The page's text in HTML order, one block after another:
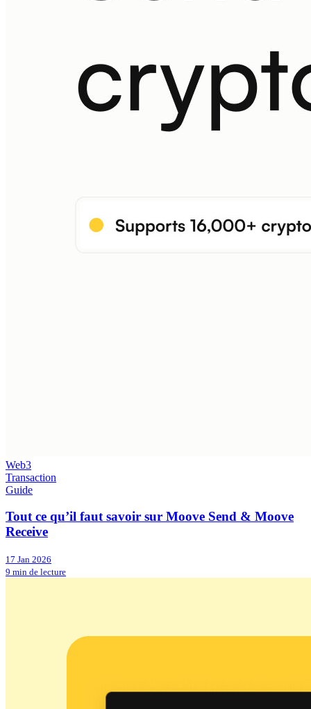
Web3
Transaction
Guide
Tout ce qu’il faut savoir sur Moove Send & Moove
Receive
17 Jan 2026
9 min de lecture